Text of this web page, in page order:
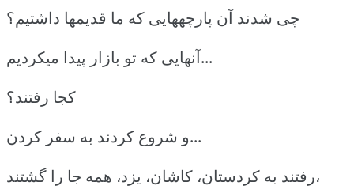
چی شدند آن پارچههایی که ما قدیمها داشتیم؟
آنهایی که تو بازار پیدا میکردیم...
کجا رفتند؟
و شروع کردند به سفر کردن...
رفتند به کردستان، کاشان، یزد، همه جا را گشتند،